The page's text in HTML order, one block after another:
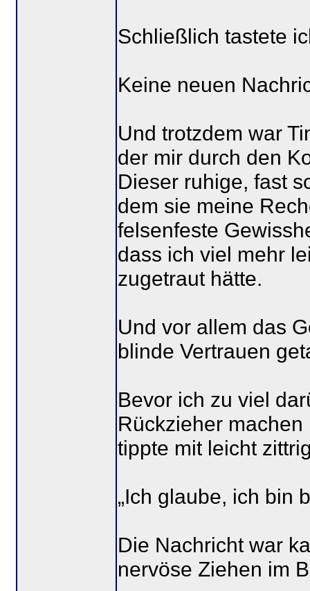
Schließlich tastete
Keine neuen
Und trotzdem war
der mir durch den
Dieser ruhige, fast
dem sie meine
felsenfeste
dass ich viel mehr
zugetraut hätte.
Und vor allem das
blinde Vertrauen
Bevor ich zu viel
Rückzieher
tippte mit leicht
„Ich glaube, ich bin
Die Nachricht war
nervöse Ziehen im